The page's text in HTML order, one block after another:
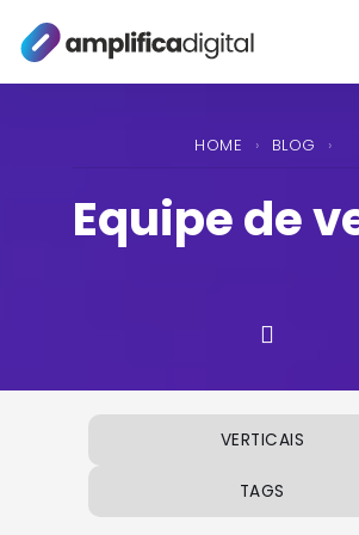
Pular
HOME › BLOG ›
Equipe de
VERTICAIS
TAGS